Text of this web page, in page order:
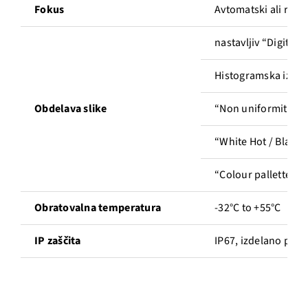
Fokus Avtomatski ali
Obdelava slike
nastavljiv “Digital
Histogramska
“Non uniformity
“White Hot / Black
“Colour pallette”
Obratovalna temperatura -32°C to +55°C
IP zaščita IP67, izdelano po